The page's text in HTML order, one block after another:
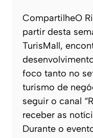
CompartilheO
partir desta
TurisMall,
foco tanto no
turismo de
seguir o canal
receber as
Durante o